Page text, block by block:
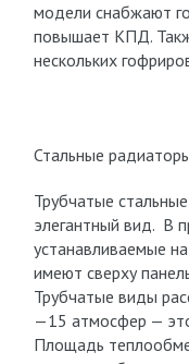
модели снабжают
повышает КПД.
нескольких
Стальные
Трубчатые
элегантный вид. В
устанавливаемые
имеют сверху
Трубчатые виды
—15 атмосфер —
Площадь